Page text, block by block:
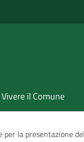
Vivere il Comune
per la presentazione